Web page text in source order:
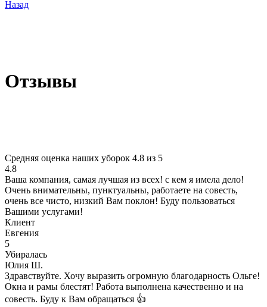
Назад
Отзывы
Средняя оценка наших уборок 4.8 из 5
4.8
Ваша компания, самая лучшая из всех! с кем я имела дело!
Очень внимательны, пунктуальны, работаете на совесть,
очень все чисто, низкий Вам поклон! Буду пользоваться
Вашими услугами!
Клиент
Евгения
5
Убиралась
Юлия Ш.
Здравствуйте. Хочу выразить огромную благодарность Ольге!
Окна и рамы блестят! Работа выполнена качественно и на
совесть. Буду к Вам обращаться 👍